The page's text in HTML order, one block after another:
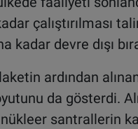
çalıştırılması
devre dışı
ardından
da gösterdi.
nükleer santrallerin